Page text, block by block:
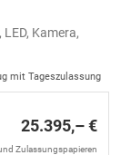
Kamera,
mit Tageszulassung
25.395,– €
Zulassungspapieren